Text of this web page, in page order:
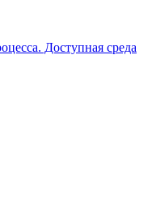
Доступная среда